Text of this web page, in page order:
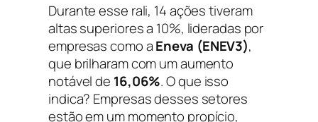
Durante esse rali, 14 ações tiveram
altas superiores a 10%, lideradas por
empresas como aEneva (ENEV3),
que brilharam com um aumento
notável de 16,06%. O que isso
indica? Empresas desses setores
estão em um momento propício,